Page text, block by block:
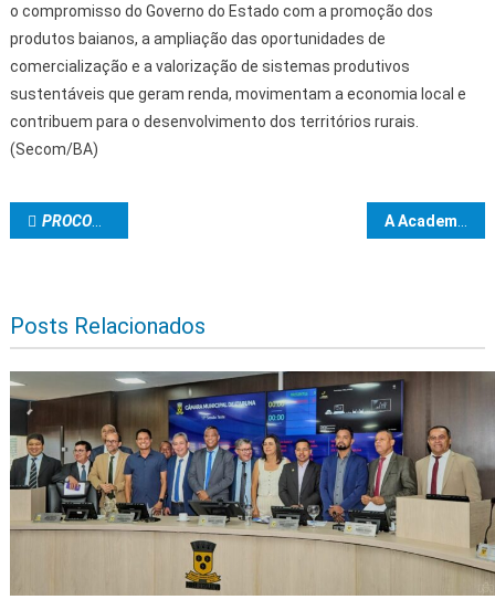
o compromisso do Governo do Estado com a promoção dos
produtos baianos, a ampliação das oportunidades de
comercialização e a valorização de sistemas produtivos
sustentáveis que geram renda, movimentam a economia local e
contribuem para o desenvolvimento dos territórios rurais.
(Secom/BA)
Navegação de Post
PROCON de Ilhéus orienta consumidores sobre ressarcimento de cobranças indevidas por bancos
Posts Relacionados